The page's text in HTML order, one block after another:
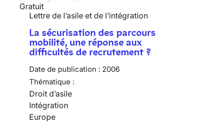
Gratuit
Lettre de l’asile et de l’intégration
La sécurisation des parcours
mobilité, une réponse aux
difficultés de recrutement ?
Date de publication : 2006
Thématique :
Droit d’asile
Intégration
Europe